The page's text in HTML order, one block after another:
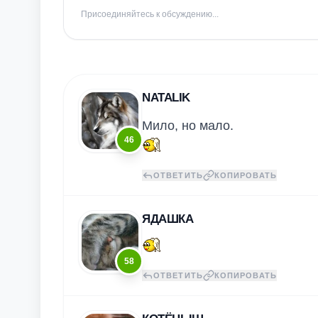
Присоединяйтесь к обсуждению...
46
NATALIK
Мило, но мало.
ОТВЕТИТЬ КОПИРОВАТЬ
58
ЯДАШКА
ОТВЕТИТЬ КОПИРОВАТЬ